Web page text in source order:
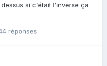
si c'était l'inverse ça
réponses